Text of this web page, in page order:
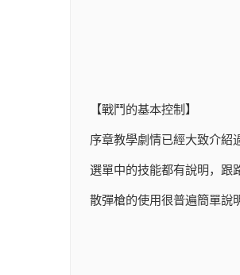
【戰鬥的基本控制】
序章教學劇情已經大致介紹
選單中的技能都有說明，跟
散彈槍的使用很普遍簡單說